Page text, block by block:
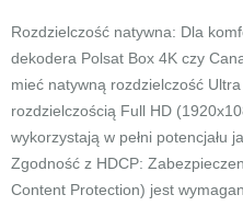
Rozdzielczość natywna: Dla
dekodera Polsat Box 4K czy
mieć natywną rozdzielczość
rozdzielczością Full HD
wykorzystają w pełni potencjału
Zgodność z HDCP:
Content Protection) jest